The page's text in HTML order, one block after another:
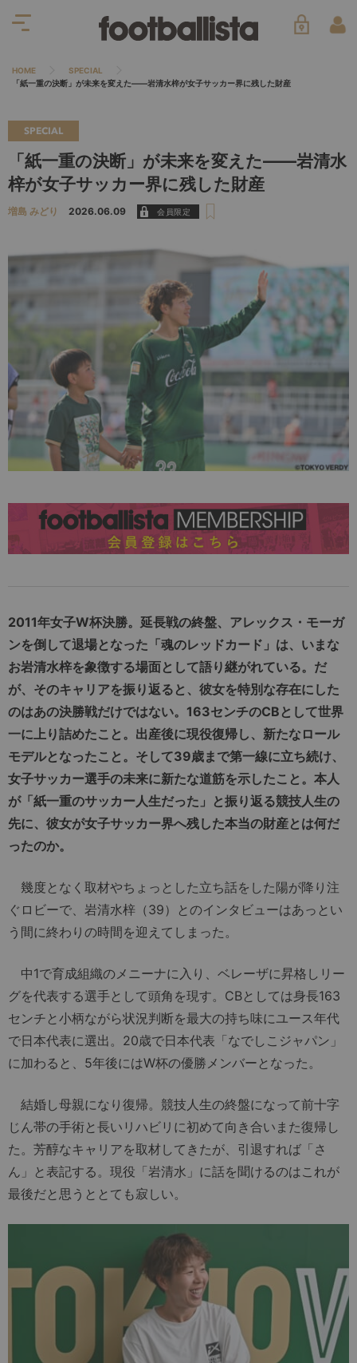
HOME
SPECIAL
「紙一重の決断」が未来を変えた――岩清水梓が女子サッカー界に残した財産
SPECIAL
「紙一重の決断」が未来を変えた――岩清水
梓が女子サッカー界に残した財産
増島 みどり 2026.06.09
2011年女子W杯決勝。延長戦の終盤、アレックス・モーガ
ンを倒して退場となった「魂のレッドカード」は、いまな
お岩清水梓を象徴する場面として語り継がれている。だ
が、そのキャリアを振り返ると、彼女を特別な存在にした
のはあの決勝戦だけではない。163センチのCBとして世界
一に上り詰めたこと。出産後に現役復帰し、新たなロール
モデルとなったこと。そして39歳まで第一線に立ち続け、
女子サッカー選手の未来に新たな道筋を示したこと。本人
が「紙一重のサッカー人生だった」と振り返る競技人生の
先に、彼女が女子サッカー界へ残した本当の財産とは何だ
ったのか。
幾度となく取材やちょっとした立ち話をした陽が降り注
ぐロビーで、岩清水梓（39）とのインタビューはあっとい
う間に終わりの時間を迎えてしまった。
中1で育成組織のメニーナに入り、ベレーザに昇格しリー
グを代表する選手として頭角を現す。CBとしては身長163
センチと小柄ながら状況判断を最大の持ち味にユース年代
で日本代表に選出。20歳で日本代表「なでしこジャパン」
に加わると、5年後にはW杯の優勝メンバーとなった。
結婚し母親になり復帰。競技人生の終盤になって前十字
じん帯の手術と長いリハビリに初めて向き合いまた復帰し
た。芳醇なキャリアを取材してきたが、引退すれば「さ
ん」と表記する。現役「岩清水」に話を聞けるのはこれが
最後だと思うととても寂しい。